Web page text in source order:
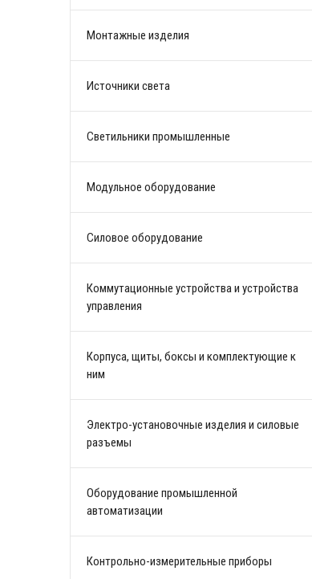
Монтажные изделия
Источники света
Светильники промышленные
Модульное оборудование
Силовое оборудование
Коммутационные устройства и устройства
управления
Корпуса, щиты, боксы и комплектующие к
ним
Электро-установочные изделия и силовые
разъемы
Оборудование промышленной
автоматизации
Контрольно-измерительные приборы